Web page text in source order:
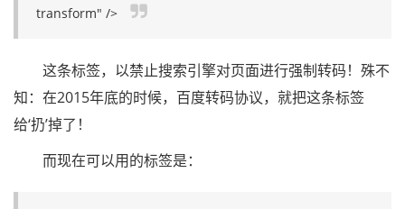
transform" />
这条标签，以禁止搜索引擎对页面进行强制转码！殊不
知：在2015年底的时候，百度转码协议，就把这条标签
给‘扔’掉了！
而现在可以用的标签是：